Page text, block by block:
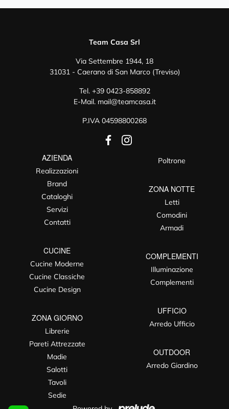
Team Casa Srl
Via Settembre 1944, 18
31031 - Caerano di San Marco (Treviso)
Tel. +39 0423-858892
E-Mail. mail@teamcasa.it
P.IVA 04598800268
AZIENDA
Realizzazioni
Brand
Cataloghi
Servizi
Contatti
CUCINE
Cucine Moderne
Cucine Classiche
Cucine Design
ZONA GIORNO
Librerie
Pareti Attrezzate
Madie
Salotti
Tavoli
Sedie
Poltrone
ZONA NOTTE
Letti
Comodini
Armadi
COMPLEMENTI
Illuminazione
Complementi
UFFICIO
Arredo Ufficio
OUTDOOR
Arredo Giardino